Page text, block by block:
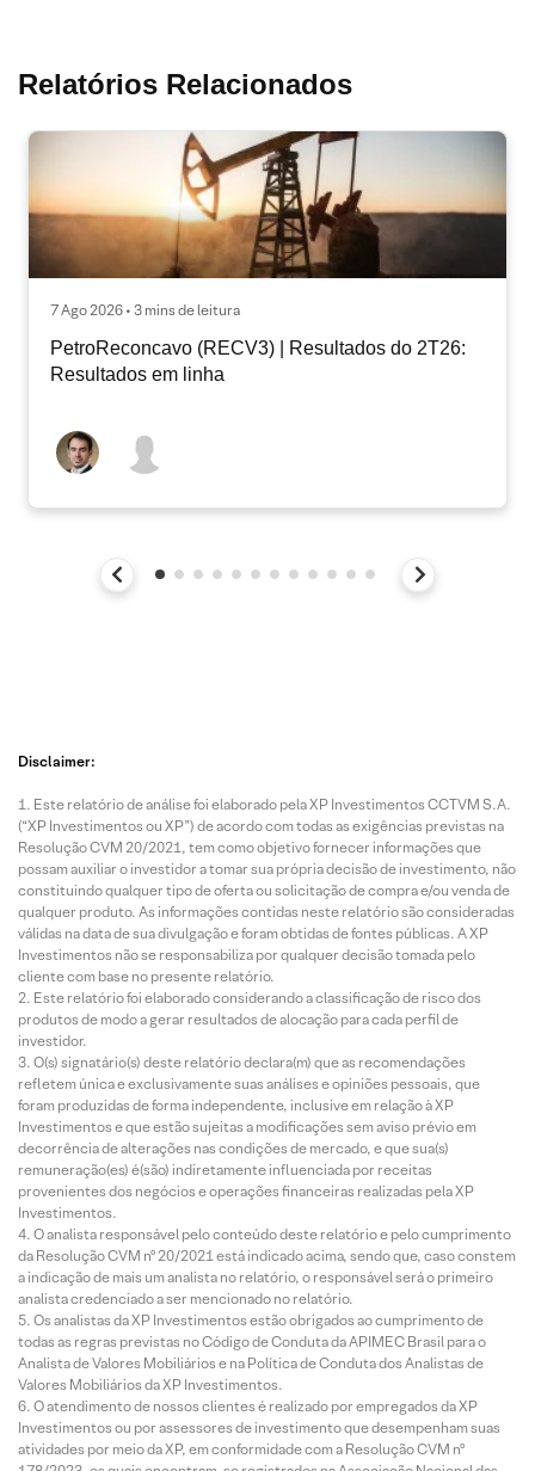
Relatórios Relacionados
7 Ago 2026 • 3 mins de leitura
PetroReconcavo (RECV3) | Resultados do 2T26:
Resultados em linha
Disclaimer:
Este relatório de análise foi elaborado pela XP Investimentos CCTVM S.A.
(“XP Investimentos ou XP”) de acordo com todas as exigências previstas na
Resolução CVM 20/2021, tem como objetivo fornecer informações que
possam auxiliar o investidor a tomar sua própria decisão de investimento, não
constituindo qualquer tipo de oferta ou solicitação de compra e/ou venda de
qualquer produto. As informações contidas neste relatório são consideradas
válidas na data de sua divulgação e foram obtidas de fontes públicas. A XP
Investimentos não se responsabiliza por qualquer decisão tomada pelo
cliente com base no presente relatório.
Este relatório foi elaborado considerando a classificação de risco dos
produtos de modo a gerar resultados de alocação para cada perfil de
investidor.
O(s) signatário(s) deste relatório declara(m) que as recomendações
refletem única e exclusivamente suas análises e opiniões pessoais, que
foram produzidas de forma independente, inclusive em relação à XP
Investimentos e que estão sujeitas a modificações sem aviso prévio em
decorrência de alterações nas condições de mercado, e que sua(s)
remuneração(es) é(são) indiretamente influenciada por receitas
provenientes dos negócios e operações financeiras realizadas pela XP
Investimentos.
O analista responsável pelo conteúdo deste relatório e pelo cumprimento
da Resolução CVM nº 20/2021 está indicado acima, sendo que, caso constem
a indicação de mais um analista no relatório, o responsável será o primeiro
analista credenciado a ser mencionado no relatório.
Os analistas da XP Investimentos estão obrigados ao cumprimento de
todas as regras previstas no Código de Conduta da APIMEC Brasil para o
Analista de Valores Mobiliários e na Política de Conduta dos Analistas de
Valores Mobiliários da XP Investimentos.
O atendimento de nossos clientes é realizado por empregados da XP
Investimentos ou por assessores de investimento que desempenham suas
atividades por meio da XP, em conformidade com a Resolução CVM nº